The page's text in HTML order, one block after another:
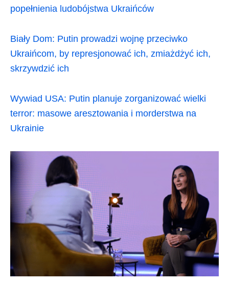
popełnienia ludobójstwa Ukraińców
Biały Dom: Putin prowadzi wojnę przeciwko
Ukraińcom, by represjonować ich, zmiażdżyć ich,
skrzywdzić ich
Wywiad USA: Putin planuje zorganizować wielki
terror: masowe aresztowania i morderstwa na
Ukrainie